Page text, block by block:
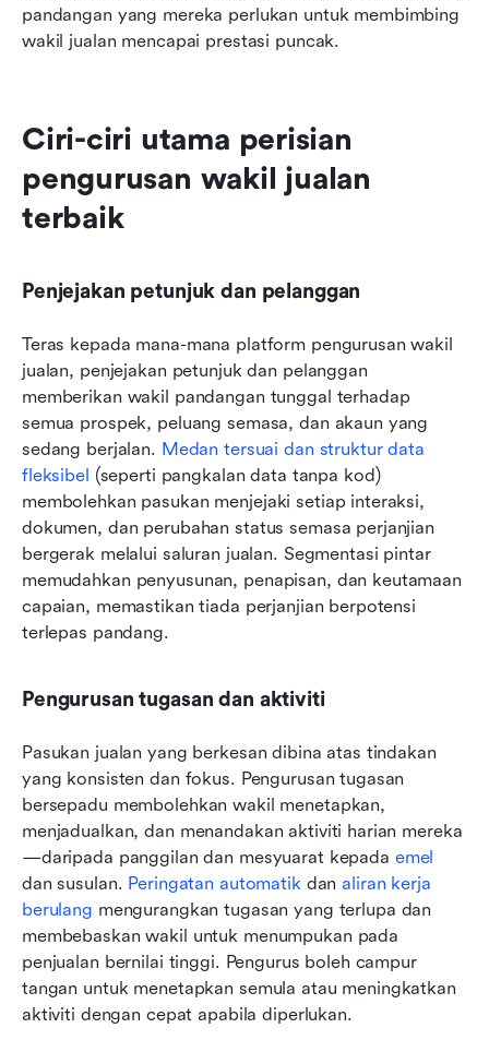
pandangan yang mereka perlukan untuk membimbing
wakil jualan mencapai prestasi puncak.
Ciri-ciri utama perisian
pengurusan wakil jualan
terbaik
Penjejakan petunjuk dan pelanggan
Teras kepada mana-mana platform pengurusan wakil
jualan, penjejakan petunjuk dan pelanggan
memberikan wakil pandangan tunggal terhadap
semua prospek, peluang semasa, dan akaun yang
sedang berjalan. Medan tersuai dan struktur data
fleksibel (seperti pangkalan data tanpa kod)
membolehkan pasukan menjejaki setiap interaksi,
dokumen, dan perubahan status semasa perjanjian
bergerak melalui saluran jualan. Segmentasi pintar
memudahkan penyusunan, penapisan, dan keutamaan
capaian, memastikan tiada perjanjian berpotensi
terlepas pandang.
Pengurusan tugasan dan aktiviti
Pasukan jualan yang berkesan dibina atas tindakan
yang konsisten dan fokus. Pengurusan tugasan
bersepadu membolehkan wakil menetapkan,
menjadualkan, dan menandakan aktiviti harian mereka
—daripada panggilan dan mesyuarat kepada emel
dan susulan. Peringatan automatik dan aliran kerja
berulang mengurangkan tugasan yang terlupa dan
membebaskan wakil untuk menumpukan pada
penjualan bernilai tinggi. Pengurus boleh campur
tangan untuk menetapkan semula atau meningkatkan
aktiviti dengan cepat apabila diperlukan.